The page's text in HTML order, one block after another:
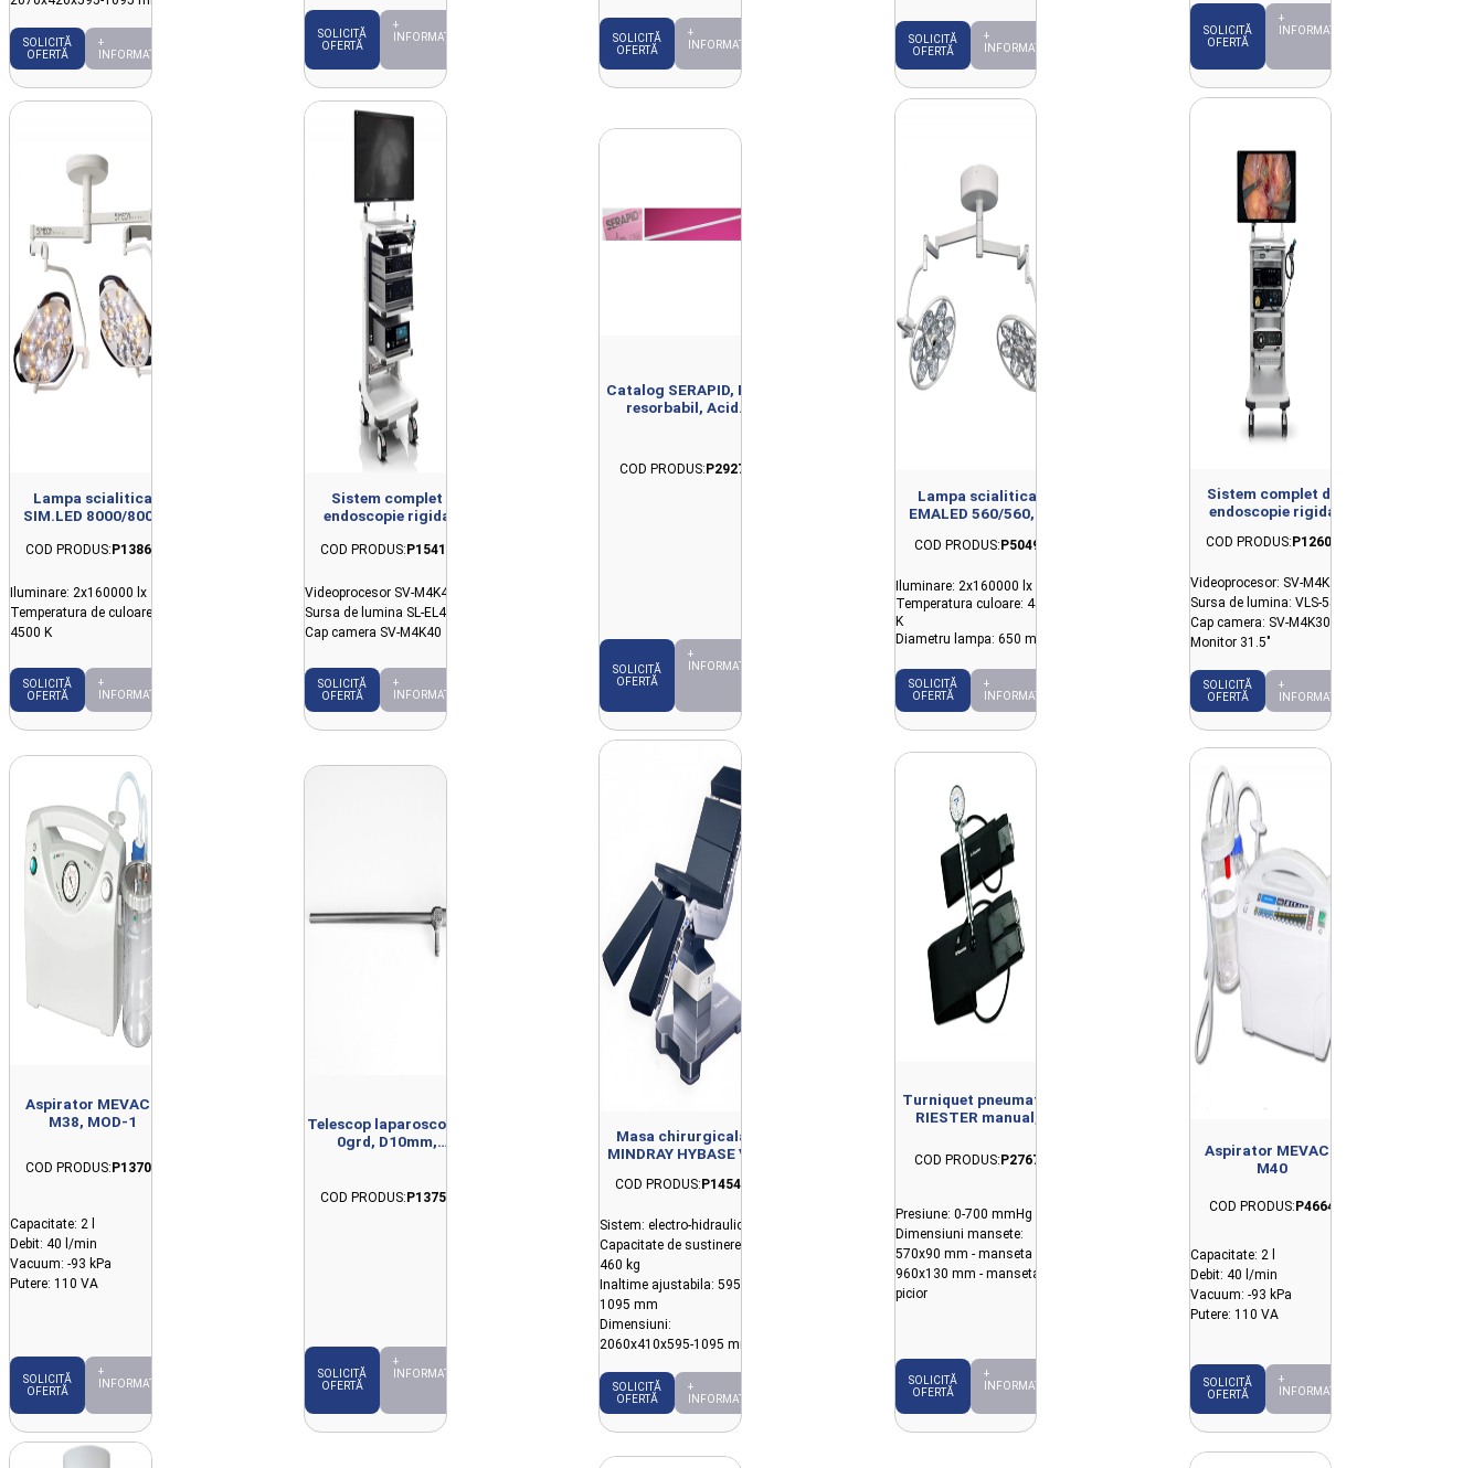
SOLICITĂ
OFERTĂ
+
INFORMAȚII
SOLICITĂ
OFERTĂ
+
INFORMAȚII
SOLICITĂ
OFERTĂ
+
INFORMAȚII
SOLICITĂ
OFERTĂ
+
INFORMAȚII
SOLICITĂ
OFERTĂ
+
INFORMAȚII
Lampa scialitica
SIM.LED 8000/8000
tavan
COD PRODUS:P13866
Iluminare: 2x160000 lx
Temperatura de culoare:
4500 K
SOLICITĂ
OFERTĂ
+
INFORMAȚII
Sistem complet
endoscopie rigida
COD PRODUS:P15415
Videoprocesor SV-M4K40
Sursa de lumina SL-EL40
Cap camera SV-M4K40
SOLICITĂ
OFERTĂ
+
INFORMAȚII
Catalog SERAPID, Fir
resorbabil, Acid
COD PRODUS:P2927
SOLICITĂ
OFERTĂ
+
INFORMAȚII
Lampa scialitica
EMALED 560/560, 2
COD PRODUS: P5049
Iluminare: 2x160000 lx
Temperatura culoare: 4500
K
Diametru lampa: 650 mm
SOLICITĂ
OFERTĂ
+
INFORMAȚII
Sistem complet de
endoscopie rigida
COD PRODUS: P12609
Videoprocesor: SV-M4K30
Sursa de lumina: VLS-55Q
Cap camera: SV-M4K30
Monitor 31.5"
SOLICITĂ
OFERTĂ
+
INFORMAȚII
Aspirator MEVACS
M38, MOD-1
COD PRODUS:P13702
Capacitate: 2 l
Debit: 40 l/min
Vacuum: -93 kPa
Putere: 110 VA
SOLICITĂ
OFERTĂ
+
INFORMAȚII
Telescop laparoscopie
0grd, D10mm,
COD PRODUS:P13758
SOLICITĂ
OFERTĂ
+
INFORMAȚII
Masa chirurgicala
MINDRAY HYBASE V8
COD PRODUS:P14548
Sistem: electro-hidraulic
Capacitate de sustinere:
460 kg
Inaltime ajustabila: 595-
1095 mm
Dimensiuni:
2060x410x595-1095 mm
SOLICITĂ
OFERTĂ
+
INFORMAȚII
Turniquet pneumatic
RIESTER manual,
COD PRODUS: P2767
Presiune: 0-700 mmHg
Dimensiuni mansete:
570x90 mm - manseta brat
960x130 mm - manseta
picior
SOLICITĂ
OFERTĂ
+
INFORMAȚII
Aspirator MEVACS
M40
COD PRODUS:P4664
Capacitate: 2 l
Debit: 40 l/min
Vacuum: -93 kPa
Putere: 110 VA
SOLICITĂ
OFERTĂ
+
INFORMAȚII